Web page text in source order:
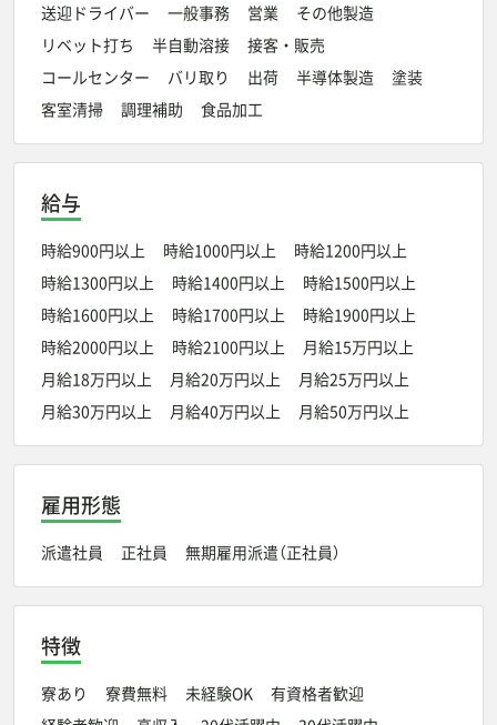
送迎ドライバー
一般事務 営業
その他製造
リベット打ち
半自動溶接
接客・販売
コールセンター
バリ取り 出荷 半導体製造
塗装
客室清掃
調理補助 食品加工
給与
時給900円以上 時給1000円以上
時給1200円以上
時給1300円以上
時給1400円以上
時給1500円以上
時給1600円以上
時給1700円以上
時給1900円以上
時給2000円以上
時給2100円以上
月給15万円以上
月給18万円以上
月給20万円以上
月給25万円以上
月給30万円以上
月給40万円以上 月給50万円以上
雇用形態
派遣社員 正社員 無期雇用派遣（正社員）
特徴
寮あり 寮費無料 未経験OK
有資格者歓迎